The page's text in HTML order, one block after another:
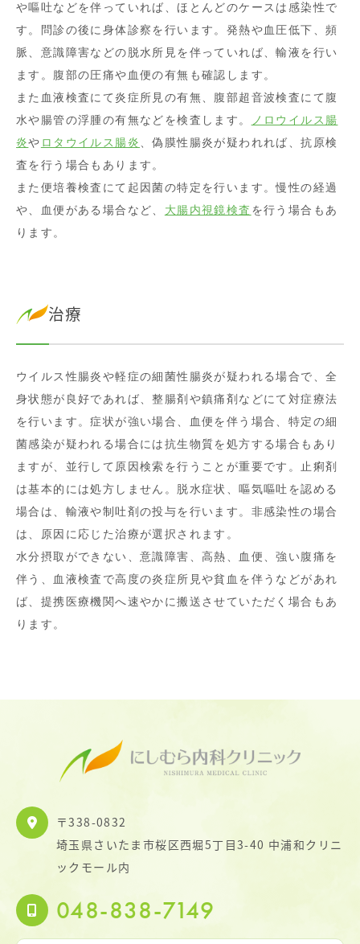
や嘔吐などを伴っていれば、ほとんどのケースは感染性で
す。問診の後に身体診察を行います。発熱や血圧低下、頻
脈、意識障害などの脱水所見を伴っていれば、輸液を行い
ます。腹部の圧痛や血便の有無も確認します。
また血液検査にて炎症所見の有無、腹部超音波検査にて腹
水や腸管の浮腫の有無などを検査します。
ノロウイルス腸
炎や ロタウイルス腸炎
、偽膜性腸炎が疑われれば、抗原検
査を行う場合もあります。
また便培養検査にて起因菌の特定を行います。慢性の経過
や、血便がある場合など、 大腸内視鏡検査 を行う場合もあ
ります。
治療
ウイルス性腸炎や軽症の細菌性腸炎が疑われる場合で、全
身状態が良好であれば、整腸剤や鎮痛剤などにて対症療法
を行います。症状が強い場合、血便を伴う場合、特定の細
菌感染が疑われる場合には抗生物質を処方する場合もあり
ますが、並行して原因検索を行うことが重要です。止痢剤
は基本的には処方しません。脱水症状、嘔気嘔吐を認める
場合は、輸液や制吐剤の投与を行います。非感染性の場合
は、原因に応じた治療が選択されます。
水分摂取ができない、意識障害、高熱、血便、強い腹痛を
伴う、血液検査で高度の炎症所見や貧血を伴うなどがあれ
ば、提携医療機関へ速やかに搬送させていただく場合もあ
ります。
〒338-0832
埼玉県さいたま市桜区西堀5丁目3-40 中浦和クリニ
ックモール内
048-838-7149